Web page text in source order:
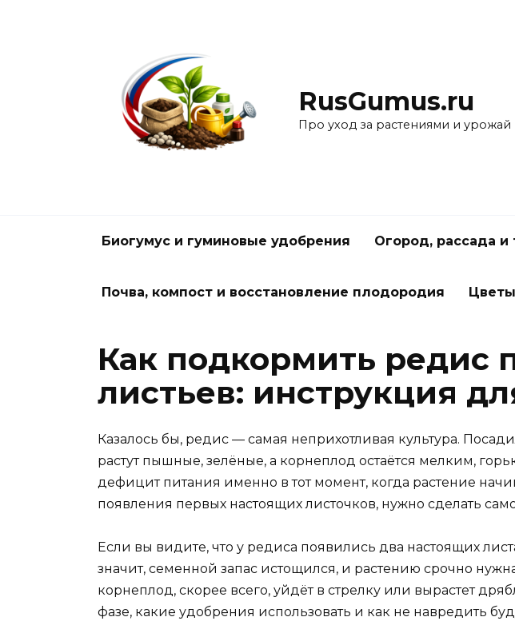
RusGumus.ru
Про уход за растениями и урожай
Биогумус и гуминовые удобрения Огород, рассада и
Почва, компост и восстановление плодородия
Как подкормить редис
листьев: инструкция
Казалось бы, редис — самая неприхотливая культура.
растут пышные, зелёные, а корнеплод остаётся мелким,
дефицит питания именно в тот момент, когда растение
появления первых настоящих листочков, нужно сделать
Если вы видите, что у редиса появились два настоящих
значит, семенной запас истощился, и растению срочно
корнеплод, скорее всего, уйдёт в стрелку или вырастет
фазе, какие удобрения использовать и как не навредить